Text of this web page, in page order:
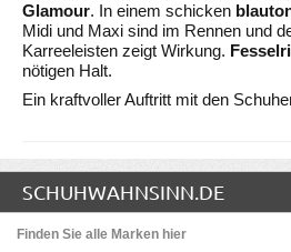
Glamour. In einem schicken
Midi und Maxi sind im Rennen und
Karreeleisten zeigt Wirkung.
nötigen Halt.
Ein kraftvoller Auftritt mit den
SCHUHWAHNSINN.DE
Finden Sie alle Marken hier